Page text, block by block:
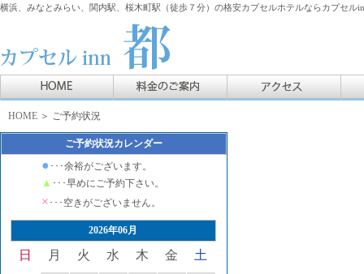
横浜、みなとみらい、関内駅、桜木町駅（徒歩７分）の格安カプセルホテルならカプセル
HOME ＞ ご予約状況
ご予約状況カレンダー
● ･･･余裕がございます。
▲ ･･･早めにご予約下さい。
× ･･･空きがございません。
2026年06月
日 月 火 水 木 金 土